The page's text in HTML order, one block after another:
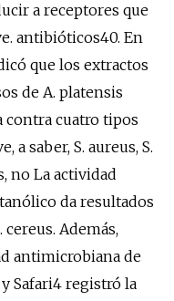
a receptores que
antibióticos40. En
que los extractos
de A. platensis
cuatro tipos
a saber, S. aureus, S.
no La actividad
da resultados
Además,
antimicrobiana de
y Safari4 registró la